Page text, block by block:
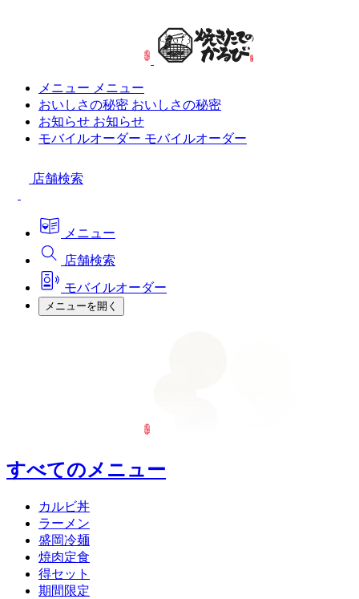
メニュー メニュー
おいしさの秘密 おいしさの秘密
お知らせ お知らせ
モバイルオーダー モバイルオーダー
店舗検索
メニュー
店舗検索
モバイルオーダー
メニューを開く
すべてのメニュー
カルビ丼
ラーメン
盛岡冷麺
焼肉定食
得セット
期間限定